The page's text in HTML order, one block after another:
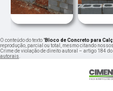
O conteúdo do texto "Bloco de Concreto para
reprodução, parcial ou total, mesmo citando
Crime de violação de direito autoral – artigo 184
autorais.